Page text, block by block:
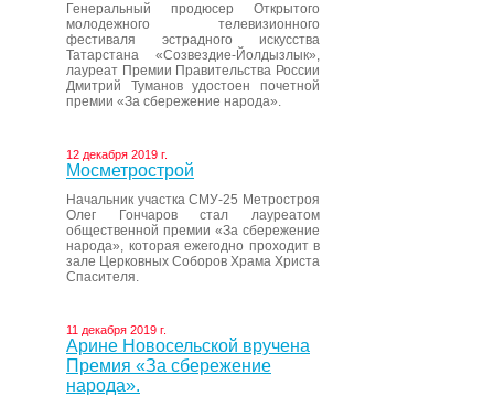
Генеральный продюсер Открытого
молодежного телевизионного
фестиваля эстрадного искусства
Татарстана «Созвездие-Йолдызлык»,
лауреат Премии Правительства России
Дмитрий Туманов удостоен почетной
премии «За сбережение народа».
12 декабря 2019 г.
Мосметрострой
Начальник участка СМУ-25 Метростроя
Олег Гончаров стал лауреатом
общественной премии «За сбережение
народа», которая ежегодно проходит в
зале Церковных Соборов Храма Христа
Спасителя.
11 декабря 2019 г.
Арине Новосельской вручена
Премия «За сбережение
народа».